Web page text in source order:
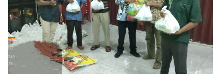
Insight
NTB
Suara
Time
Lens
IDN
Daily
Jogja
Jalan
Rakyat
Idealita
News
Kita
Notice
Radar
Baru
Seedbacklink
Follow
Kabarbaru